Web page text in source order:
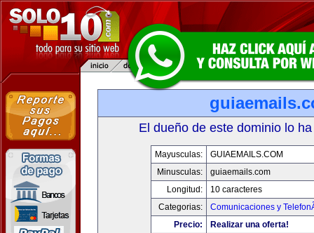
El dueño de este dominio lo
Mayusculas:
GUIAEMAILS.COM
Minusculas:
guiaemails.com
Longitud:
10 caracteres
Categorias:
Comunicaciones y
Precio:
Realizar una oferta!